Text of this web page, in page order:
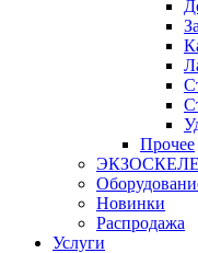
Прочее
Новинки
Распродажа
Услуги